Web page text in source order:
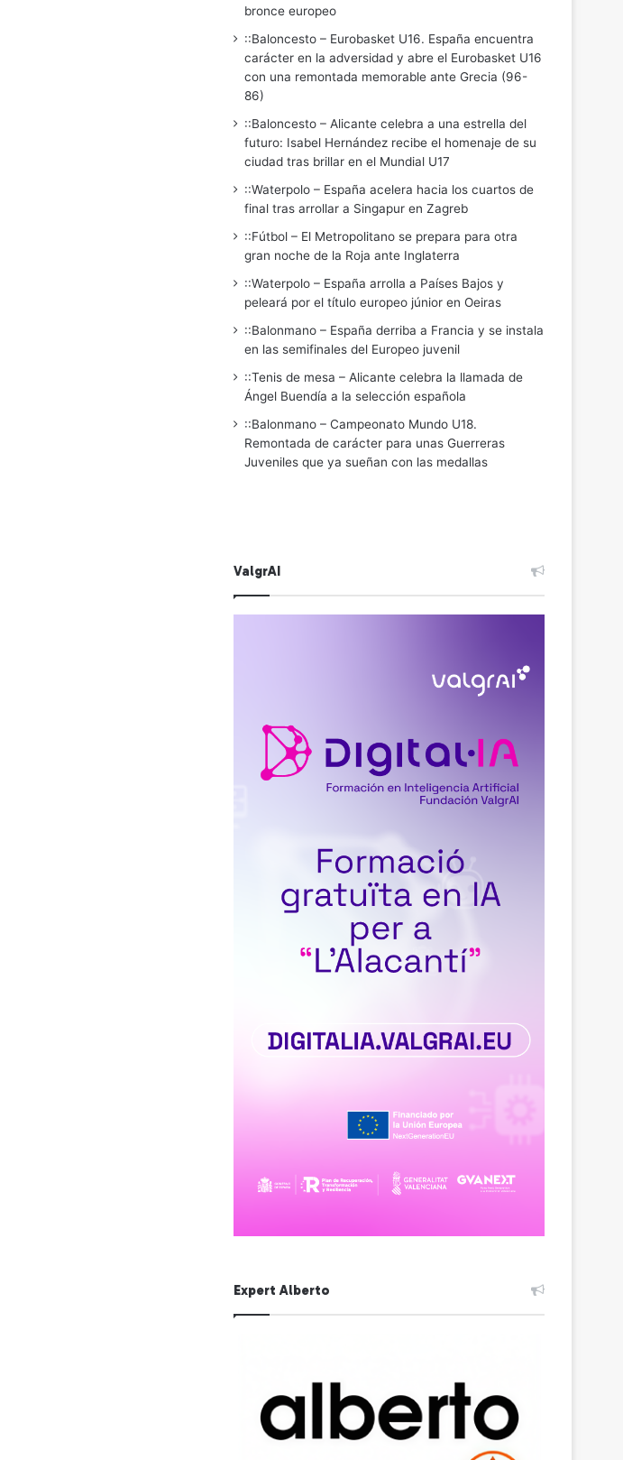
bronce europeo
::Baloncesto – Eurobasket U16. España encuentra
carácter en la adversidad y abre el Eurobasket U16
con una remontada memorable ante Grecia (96-
86)
::Baloncesto – Alicante celebra a una estrella del
futuro: Isabel Hernández recibe el homenaje de su
ciudad tras brillar en el Mundial U17
::Waterpolo – España acelera hacia los cuartos de
final tras arrollar a Singapur en Zagreb
::Fútbol – El Metropolitano se prepara para otra
gran noche de la Roja ante Inglaterra
::Waterpolo – España arrolla a Países Bajos y
peleará por el título europeo júnior en Oeiras
::Balonmano – España derriba a Francia y se instala
en las semifinales del Europeo juvenil
::Tenis de mesa – Alicante celebra la llamada de
Ángel Buendía a la selección española
::Balonmano – Campeonato Mundo U18.
Remontada de carácter para unas Guerreras
Juveniles que ya sueñan con las medallas
ValgrAI
Expert Alberto